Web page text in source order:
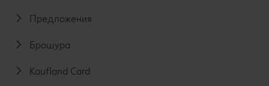
Предложения
Брошура
Kaufland Card